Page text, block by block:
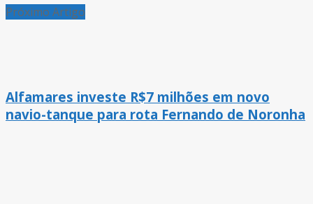
Próximo Artigo
Alfamares investe R$7 milhões em novo
navio-tanque para rota Fernando de Noronha